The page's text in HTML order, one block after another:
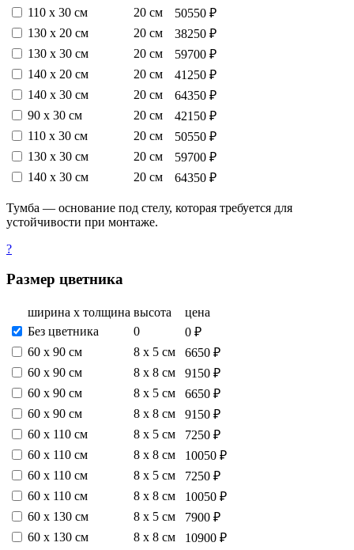
110 х 30 см
20 см
50550 ₽
130 х 20 см
20 см
38250 ₽
130 х 30 см
20 см
59700 ₽
140 х 20 см
20 см
41250 ₽
140 х 30 см
20 см
64350 ₽
90 х 30 см
20 см
42150 ₽
110 х 30 см
20 см
50550 ₽
130 х 30 см
20 см
59700 ₽
140 х 30 см
20 см 64350 ₽
Тумба — основание под стелу, которая требуется для
устойчивости при монтаже.
?
Размер цветника
ширина х толщина высота
цена
Без цветника
0
0 ₽
60 х 90 см
8 х 5 см
6650 ₽
60 х 90 см
8 х 8 см
9150 ₽
60 х 90 см
8 х 5 см
6650 ₽
60 х 90 см
8 х 8 см
9150 ₽
60 х 110 см
8 х 5 см
7250 ₽
60 х 110 см
8 х 8 см
10050 ₽
60 х 110 см
8 х 5 см
7250 ₽
60 х 110 см
8 х 8 см
10050 ₽
60 х 130 см
8 х 5 см
7900 ₽
60 х 130 см
8 х 8 см
10900 ₽